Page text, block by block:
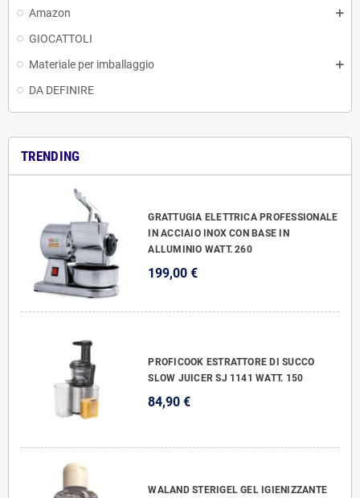
Amazon
GIOCATTOLI
Materiale per imballaggio
DA DEFINIRE
TRENDING
GRATTUGIA ELETTRICA PROFESSIONALE
IN ACCIAIO INOX CON BASE IN
ALLUMINIO WATT. 260
199,00 €
PROFICOOK ESTRATTORE DI SUCCO
SLOW JUICER SJ 1141 WATT. 150
84,90 €
WALAND STERIGEL GEL IGIENIZZANTE